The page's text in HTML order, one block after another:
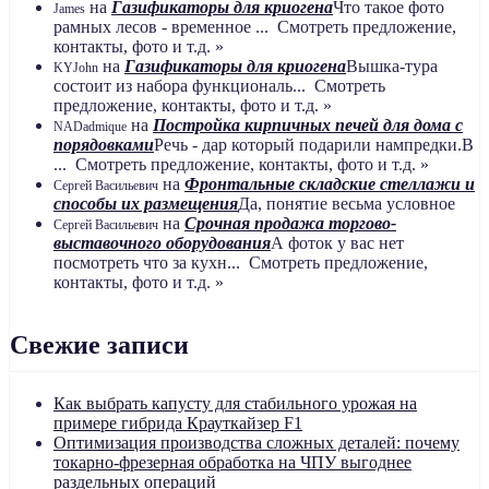
James на Газификаторы для криогенаЧто такое фото
рамных лесов - временное ... Смотреть предложение,
контакты, фото и т.д. »
KYJohn на Газификаторы для криогенаВышка-тура
состоит из набора функциональ... Смотреть
предложение, контакты, фото и т.д. »
NADadmique на Постройка кирпичных печей для дома с
порядовкамиРечь - дар который подарили нампредки.В
... Смотреть предложение, контакты, фото и т.д. »
Сергей Васильевич на Фронтальные складские стеллажи и
способы их размещенияДа, понятие весьма условное
Сергей Васильевич на Срочная продажа торгово-
выставочного оборудованияА фоток у вас нет
посмотреть что за кухн... Смотреть предложение,
контакты, фото и т.д. »
Свежие записи
Как выбрать капусту для стабильного урожая на
примере гибрида Крауткайзер F1
Оптимизация производства сложных деталей: почему
токарно-фрезерная обработка на ЧПУ выгоднее
раздельных операций